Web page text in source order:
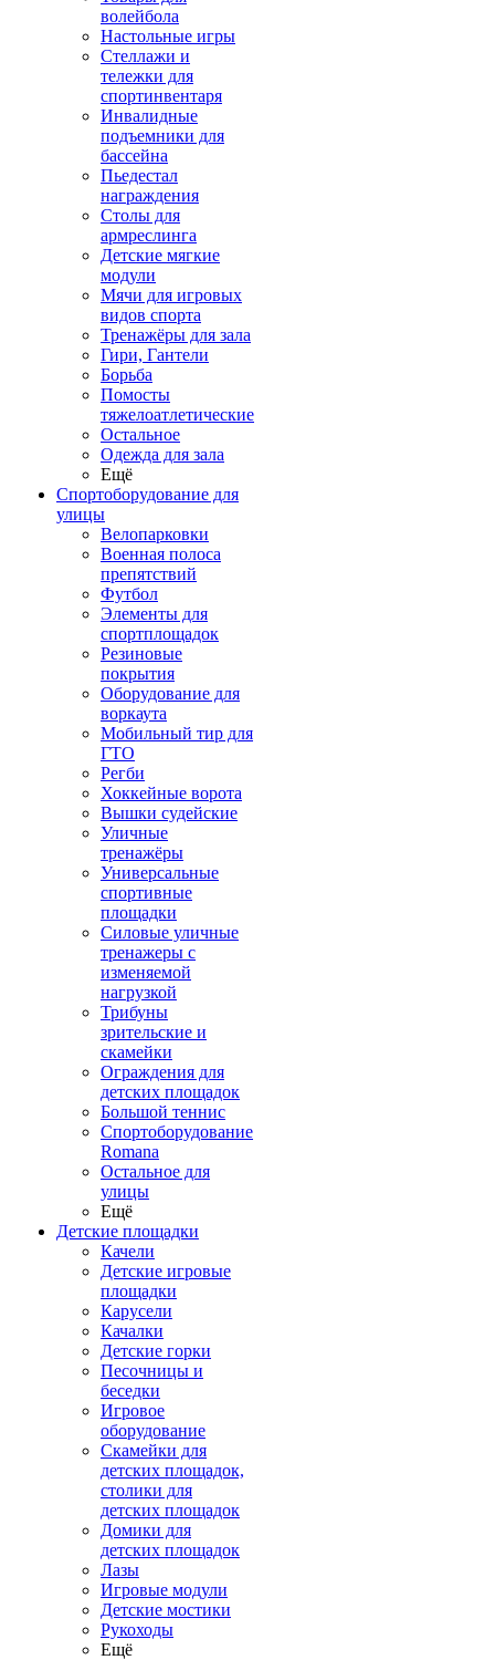
волейбола
Настольные игры
Стеллажи и
тележки для
спортинвентаря
Инвалидные
подъемники для
бассейна
Пьедестал
награждения
Столы для
армреслинга
Детские мягкие
модули
Мячи для игровых
видов спорта
Тренажёры для зала
Гири, Гантели
Борьба
Помосты
тяжелоатлетические
Остальное
Одежда для зала
Ещё
Спортоборудование для
улицы
Велопарковки
Военная полоса
препятствий
Футбол
Элементы для
спортплощадок
Резиновые
покрытия
Оборудование для
воркаута
Мобильный тир для
ГТО
Регби
Хоккейные ворота
Вышки судейские
Уличные
тренажёры
Универсальные
спортивные
площадки
Силовые уличные
тренажеры с
изменяемой
нагрузкой
Трибуны
зрительские и
скамейки
Ограждения для
детских площадок
Большой теннис
Спортоборудование
Romana
Остальное для
улицы
Ещё
Детские площадки
Качели
Детские игровые
площадки
Карусели
Качалки
Детские горки
Песочницы и
беседки
Игровое
оборудование
Скамейки для
детских площадок,
столики для
детских площадок
Домики для
детских площадок
Лазы
Игровые модули
Детские мостики
Рукоходы
Ещё